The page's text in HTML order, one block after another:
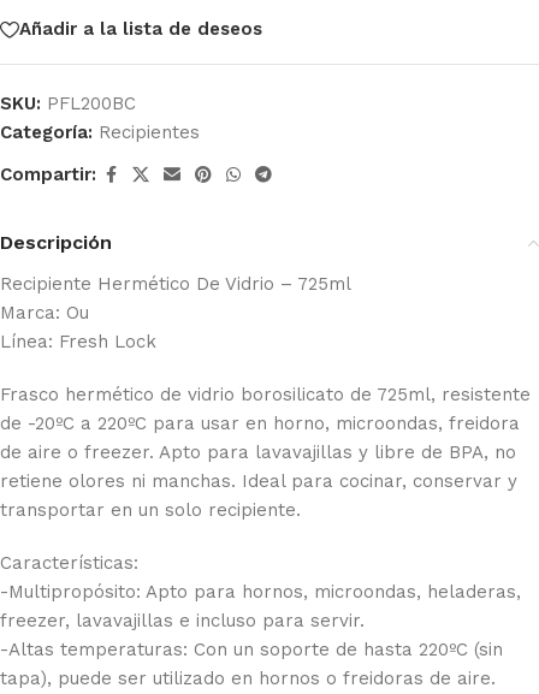
Añadir a la lista de deseos
SKU: PFL200BC
Categoría: Recipientes
Compartir:
Descripción
Recipiente Hermético De Vidrio – 725ml
Marca: Ou
Línea: Fresh Lock
Frasco hermético de vidrio borosilicato de 725ml, resistente
de -20ºC a 220ºC para usar en horno, microondas, freidora
de aire o freezer. Apto para lavavajillas y libre de BPA, no
retiene olores ni manchas. Ideal para cocinar, conservar y
transportar en un solo recipiente.
Características:
-Multipropósito: Apto para hornos, microondas, heladeras,
freezer, lavavajillas e incluso para servir.
-Altas temperaturas: Con un soporte de hasta 220ºC (sin
tapa), puede ser utilizado en hornos o freidoras de aire.